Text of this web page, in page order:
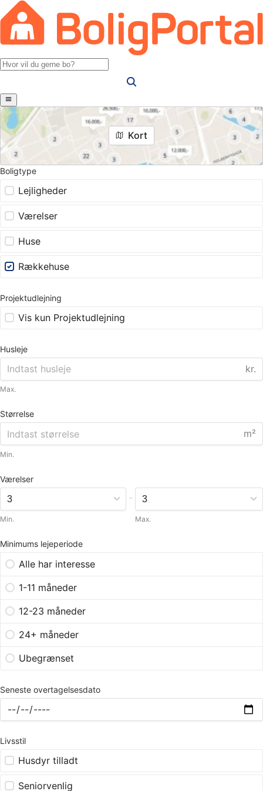
Kort
Boligtype
Lejligheder
Værelser
Huse
Rækkehuse
Projektudlejning
Vis kun Projektudlejning
Husleje
kr.
Max.
Størrelse
m²
Min.
Værelser
Min.
-
Max.
Minimums lejeperiode
Alle har interesse
1-11 måneder
12-23 måneder
24+ måneder
Ubegrænset
Seneste overtagelsesdato
Livsstil
Husdyr tilladt
Seniorvenlig